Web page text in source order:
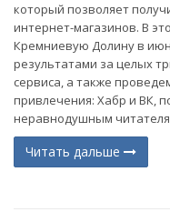
который позволяет
интернет-магазинов. В
Кремниевую Долину в
результатами за целых
сервиса, а также
привлечения: Хабр и ВК,
неравнодушным
Читать дальше